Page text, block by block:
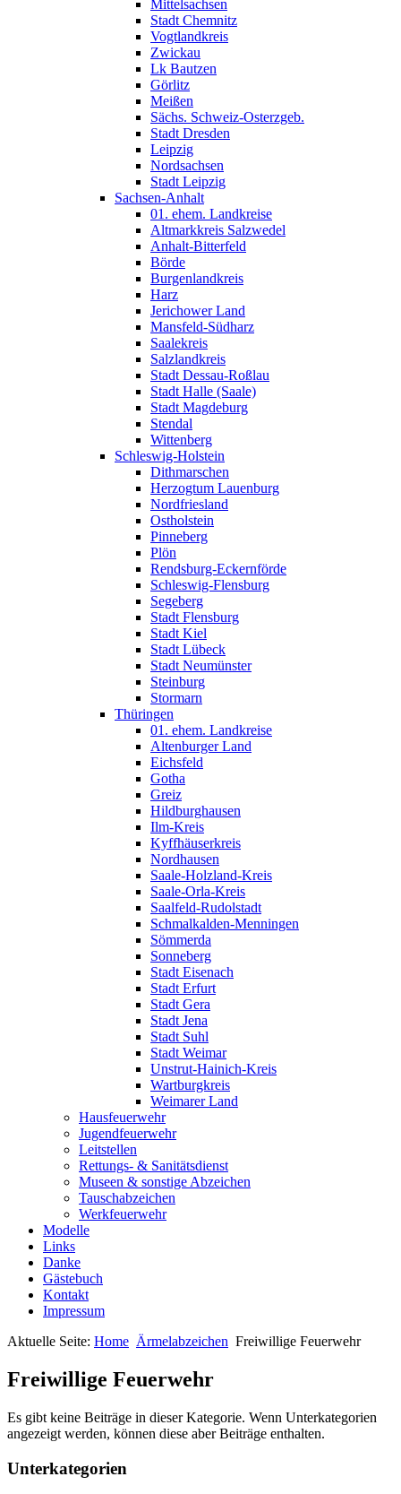
Mittelsachsen
Stadt Chemnitz
Vogtlandkreis
Zwickau
Lk Bautzen
Görlitz
Meißen
Sächs. Schweiz-Osterzgeb.
Stadt Dresden
Leipzig
Nordsachsen
Stadt Leipzig
Sachsen-Anhalt
01. ehem. Landkreise
Altmarkkreis Salzwedel
Anhalt-Bitterfeld
Börde
Burgenlandkreis
Harz
Jerichower Land
Mansfeld-Südharz
Saalekreis
Salzlandkreis
Stadt Dessau-Roßlau
Stadt Halle (Saale)
Stadt Magdeburg
Stendal
Wittenberg
Schleswig-Holstein
Dithmarschen
Herzogtum Lauenburg
Nordfriesland
Ostholstein
Pinneberg
Plön
Rendsburg-Eckernförde
Schleswig-Flensburg
Segeberg
Stadt Flensburg
Stadt Kiel
Stadt Lübeck
Stadt Neumünster
Steinburg
Stormarn
Thüringen
01. ehem. Landkreise
Altenburger Land
Eichsfeld
Gotha
Greiz
Hildburghausen
Ilm-Kreis
Kyffhäuserkreis
Nordhausen
Saale-Holzland-Kreis
Saale-Orla-Kreis
Saalfeld-Rudolstadt
Schmalkalden-Menningen
Sömmerda
Sonneberg
Stadt Eisenach
Stadt Erfurt
Stadt Gera
Stadt Jena
Stadt Suhl
Stadt Weimar
Unstrut-Hainich-Kreis
Wartburgkreis
Weimarer Land
Hausfeuerwehr
Jugendfeuerwehr
Leitstellen
Rettungs- & Sanitätsdienst
Museen & sonstige Abzeichen
Tauschabzeichen
Werkfeuerwehr
Modelle
Links
Danke
Gästebuch
Kontakt
Impressum
Aktuelle Seite: Home Ärmelabzeichen Freiwillige Feuerwehr
Freiwillige Feuerwehr
Es gibt keine Beiträge in dieser Kategorie. Wenn Unterkategorien
angezeigt werden, können diese aber Beiträge enthalten.
Unterkategorien